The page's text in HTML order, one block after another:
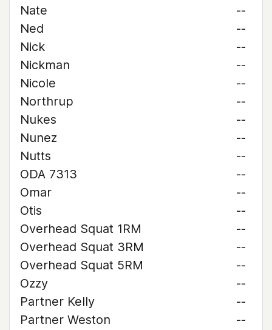
Nate
--
Ned
--
Nick
--
Nickman
--
Nicole
--
Northrup
--
Nukes
--
Nunez
--
Nutts
--
ODA 7313
--
Omar
--
Otis
--
Overhead Squat 1RM
--
Overhead Squat 3RM
--
Overhead Squat 5RM
--
Ozzy
--
Partner Kelly
--
Partner Weston
--